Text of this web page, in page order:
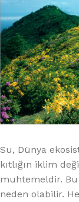
Su, Dünya
kıtlığın iklim
muhtemeldir.
neden olabilir.